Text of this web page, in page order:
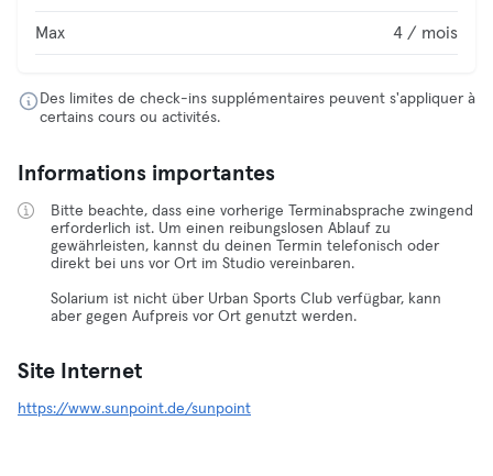
Max 4 / mois
Des limites de check-ins supplémentaires peuvent s'appliquer à
certains cours ou activités.
Informations importantes
Bitte beachte, dass eine vorherige Terminabsprache zwingend
erforderlich ist. Um einen reibungslosen Ablauf zu
gewährleisten, kannst du deinen Termin telefonisch oder
direkt bei uns vor Ort im Studio vereinbaren.
Solarium ist nicht über Urban Sports Club verfügbar, kann
aber gegen Aufpreis vor Ort genutzt werden.
Site Internet
https://www.sunpoint.de/sunpoint